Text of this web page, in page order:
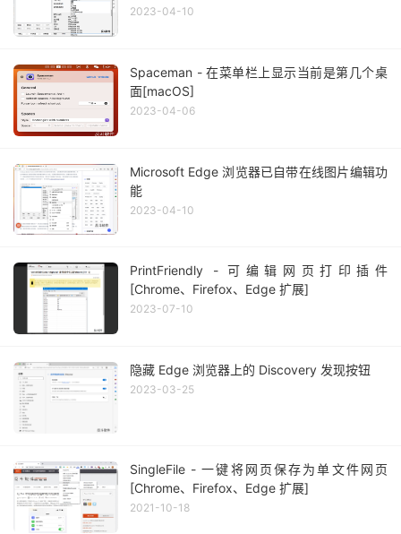
2023-04-10
Spaceman - 在菜单栏上显示当前是第几个桌
面[macOS]
2023-04-06
Microsoft Edge 浏览器已自带在线图片编辑功
能
2023-04-10
PrintFriendly - 可编辑网页打印插件
[Chrome、Firefox、Edge 扩展]
2023-07-10
隐藏 Edge 浏览器上的 Discovery 发现按钮
2023-03-25
SingleFile - 一键将网页保存为单文件网页
[Chrome、Firefox、Edge 扩展]
2021-10-18